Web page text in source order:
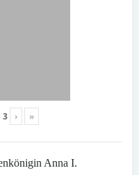
3 › »
Anna I.